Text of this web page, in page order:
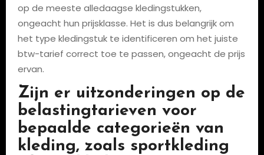
op de meeste alledaagse kledingstukken,
ongeacht hun prijsklasse. Het is dus belangrijk om
het type kledingstuk te identificeren om het juiste
btw-tarief correct toe te passen, ongeacht de prijs
ervan.
Zijn er uitzonderingen op de
belastingtarieven voor
bepaalde categorieën van
kleding, zoals sportkleding